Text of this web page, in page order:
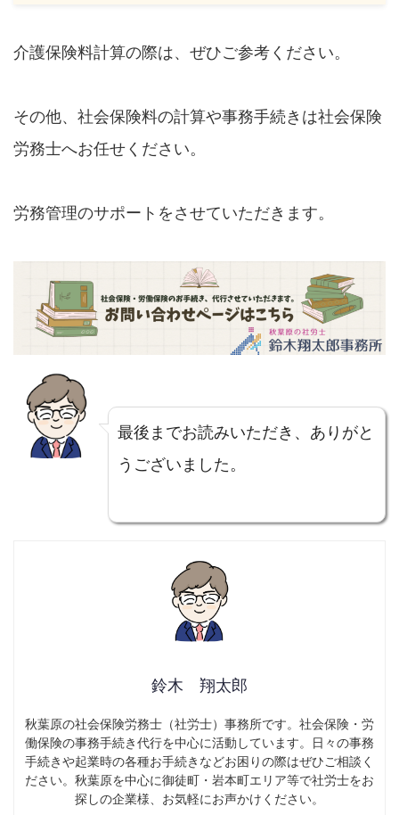
介護保険料計算の際は、ぜひご参考ください。
その他、社会保険料の計算や事務手続きは社会保険
労務士へお任せください。
労務管理のサポートをさせていただきます。
最後までお読みいただき、ありがと
うございました。
鈴木 翔太郎
秋葉原の社会保険労務士（社労士）事務所です。社会保険・労
働保険の事務手続き代行を中心に活動しています。日々の事務
手続きや起業時の各種お手続きなどお困りの際はぜひご相談く
ださい。秋葉原を中心に御徒町・岩本町エリア等で社労士をお
探しの企業様、お気軽にお声かけください。